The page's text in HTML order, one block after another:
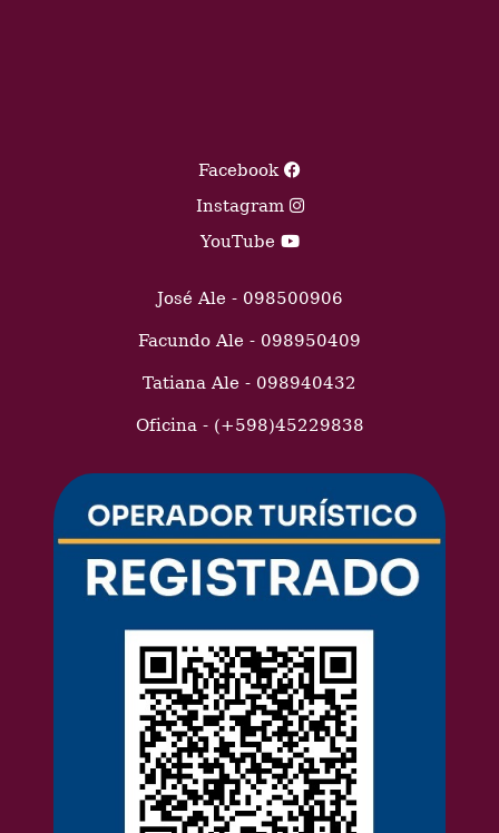
Facebook
Instagram
YouTube
José Ale - 098500906
Facundo Ale - 098950409
Tatiana Ale - 098940432
Oficina - (+598)45229838